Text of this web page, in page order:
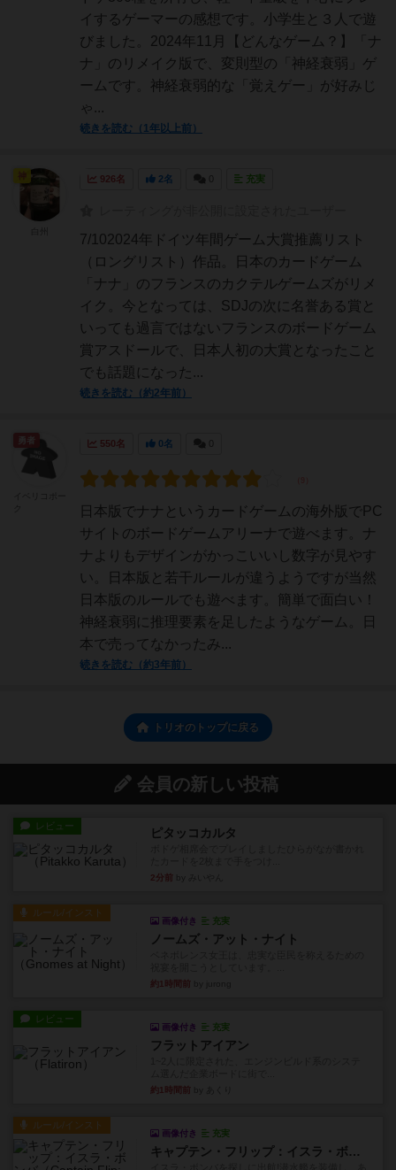
イするゲーマーの感想です。小学生と３人で遊
びました。2024年11月【どんなゲーム？】「ナ
ナ」のリメイク版で、変則型の「神経衰弱」ゲ
ームです。神経衰弱的な「覚えゲー」が好みじ
ゃ...
続きを読む（1年以上前）
926名 2名 充実
7/102024年ドイツ年間ゲーム大賞推薦リスト
（ロングリスト）作品。日本のカードゲーム
「ナナ」のフランスのカクテルゲームズがリメ
イク。今となっては、SDJの次に名誉ある賞と
いっても過言ではないフランスのボードゲーム
賞アスドールで、日本人初の大賞となったこと
でも話題になった...
続きを読む（約2年前）
神
550名 0名
日本版でナナというカードゲームの海外版でPC
サイトのボードゲームアリーナで遊べます。ナ
ナよりもデザインがかっこいいし数字が見やす
い。日本版と若干ルールが違うようですが当然
日本版のルールでも遊べます。簡単で面白い！
神経衰弱に推理要素を足したようなゲーム。日
本で売ってなかったみ...
続きを読む（約3年前）
勇者
トリオのトップに戻る
会員の新しい投稿
レビュー ピタッコカルタ
2分前
ルール/インスト
画像付き 充実
ノームズ・アット・ナイト
約1時間前
レビュー
画像付き 充実
フラットアイアン
約1時間前
ルール/インスト
画像付き 充実
キャプテン・フリップ：イスラ・ボンバ